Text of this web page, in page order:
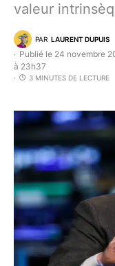
valeur
PAR LAURENT DUPUIS
Publié le 24 novembre
à 23h37
3 MINUTES DE LECTURE